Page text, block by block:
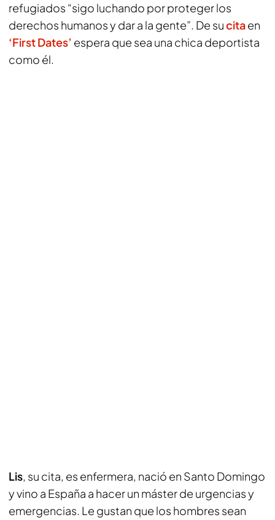
refugiados “sigo luchando por proteger los
derechos humanos y dar a la gente”. De sucitaen
‘First Dates’ espera que sea una chica deportista
como él.
Lis, su cita, es enfermera, nació en Santo Domingo
y vino a España a hacer un máster de urgencias y
emergencias. Le gustan que los hombres sean